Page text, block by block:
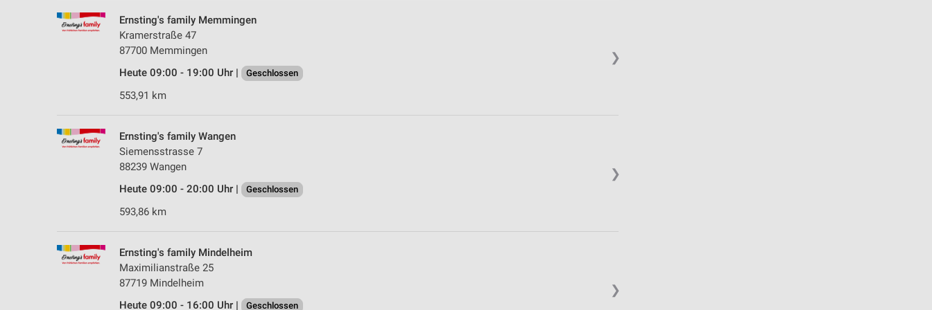
❯
Ernsting's family Memmingen
Kramerstraße 47
87700 Memmingen
Heute 09:00 - 19:00 Uhr |
Geschlossen
553,91 km
❯
Ernsting's family Wangen
Siemensstrasse 7
88239 Wangen
Heute 09:00 - 20:00 Uhr |
Geschlossen
593,86 km
❯
Ernsting's family Mindelheim
Maximilianstraße 25
87719 Mindelheim
Heute 09:00 - 16:00 Uhr |
Geschlossen